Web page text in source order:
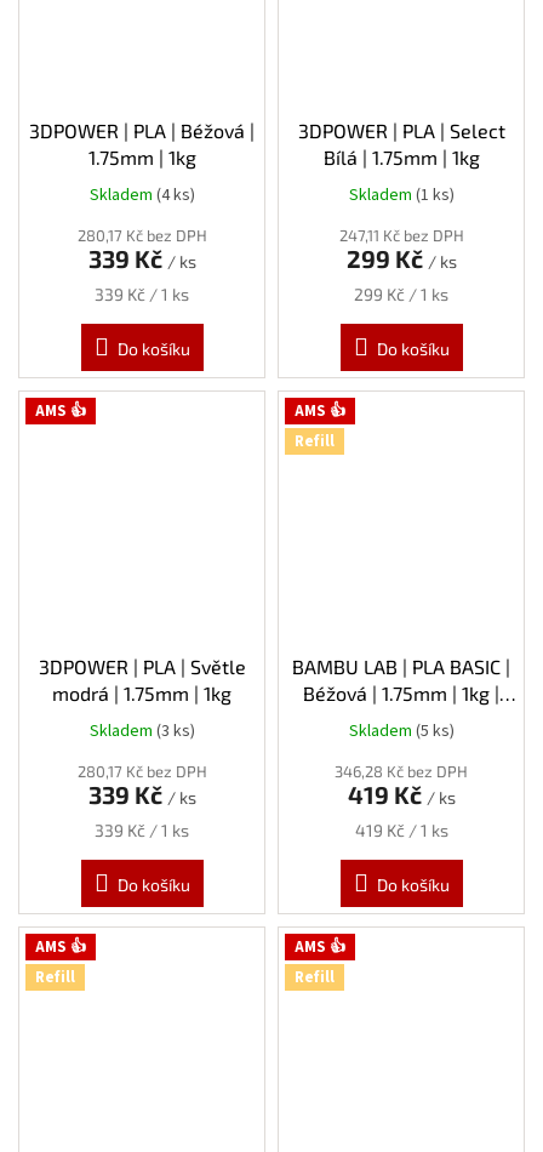
3DPOWER | PLA | Béžová |
1.75mm | 1kg
Skladem (4 ks)
280,17 Kč bez DPH
339 Kč / ks
Měrná
339 Kč / 1 ks
Do košíku
3DPOWER | PLA | Select
Bílá | 1.75mm | 1kg
Skladem (1 ks)
247,11 Kč bez DPH
299 Kč / ks
Měrná
299 Kč / 1 ks
Do košíku
AMS 👍
3DPOWER | PLA | Světle
modrá | 1.75mm | 1kg
Skladem (3 ks)
280,17 Kč bez DPH
339 Kč / ks
Měrná
339 Kč / 1 ks
Do košíku
AMS 👍
Refill
BAMBU LAB | PLA BASIC |
Béžová | 1.75mm | 1kg |
Refill
Skladem (5 ks)
346,28 Kč bez DPH
419 Kč / ks
Měrná
419 Kč / 1 ks
Do košíku
AMS 👍
Refill
AMS 👍
Refill